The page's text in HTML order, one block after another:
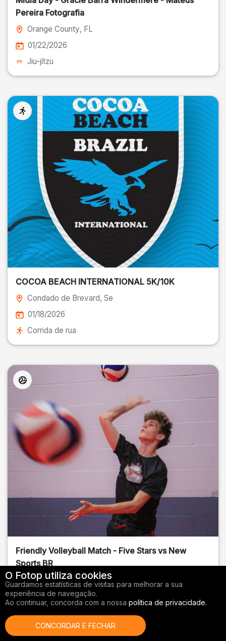
Pereira Fotografia
Orange County, FL
01/22/2026
Jiu-jítzu
COCOA BEACH INTERNATIONAL 5K/10K
Condado de Brevard, Se
01/18/2026
Corrida de rua
Friendly Volleyball Match - Five Stars vs New
Sports BR
Orange County, FL
01/14/2026
O Fotop utiliza cookies
Guardamos estatísticas de visitas para melhorar a sua
experiência de navegação.
Ao continuar, concorda com a nossa política de privacidade.
CONCORDAR E FECHAR